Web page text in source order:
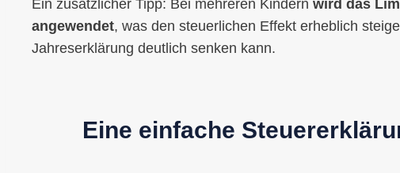
Ein zusätzlicher Tipp: Bei mehreren Kindern wird das
angewendet, was den steuerlichen Effekt erheblich
Jahreserklärung deutlich senken kann.
Eine einfache